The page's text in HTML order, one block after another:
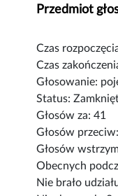
Przedmiot
Czas
Czas
Głosowanie:
Status:
Głosów za: 41
Głosów
Głosów
Obecnych
Nie brało